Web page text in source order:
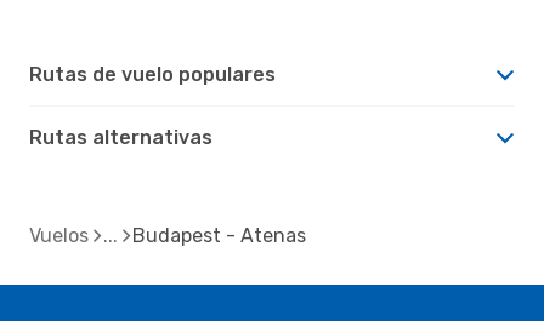
Rutas de vuelo populares
Rutas alternativas
Vuelos Budapest - Atenas